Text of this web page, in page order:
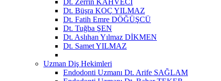
Dt. Büşra KOÇ YILMAZ
Dt. Fatih Emre DÖĞÜŞCÜ
Dt. Tuğba ŞEN
Dt. Aslıhan Yılmaz DİKMEN
Dt. Samet YILMAZ
Uzman Diş Hekimleri
Endodonti Uzmanı Dt. Arife SAĞLAM